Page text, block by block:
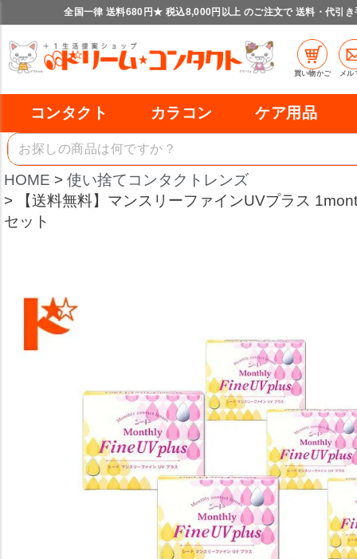
全国一律 送料680円★ 税込8,000円以上 のご注文で 送料・代引き
買い物かご メル
コンタクト カラコン ケア用品
HOME
使い捨てコンタクトレンズ
【送料無料】マンスリーファインUVプラス
セット